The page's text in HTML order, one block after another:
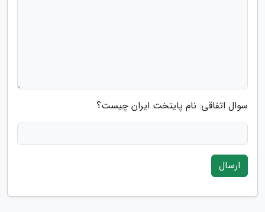
سوال اتفاقی: نام پایتخت ایران چیست؟
ارسال